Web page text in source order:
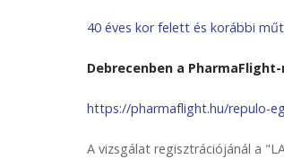
40 éves kor felett és korábbi
Debrecenben a
https://pharmaflight.hu/repulo-
A vizsgálat regisztrációjánál a